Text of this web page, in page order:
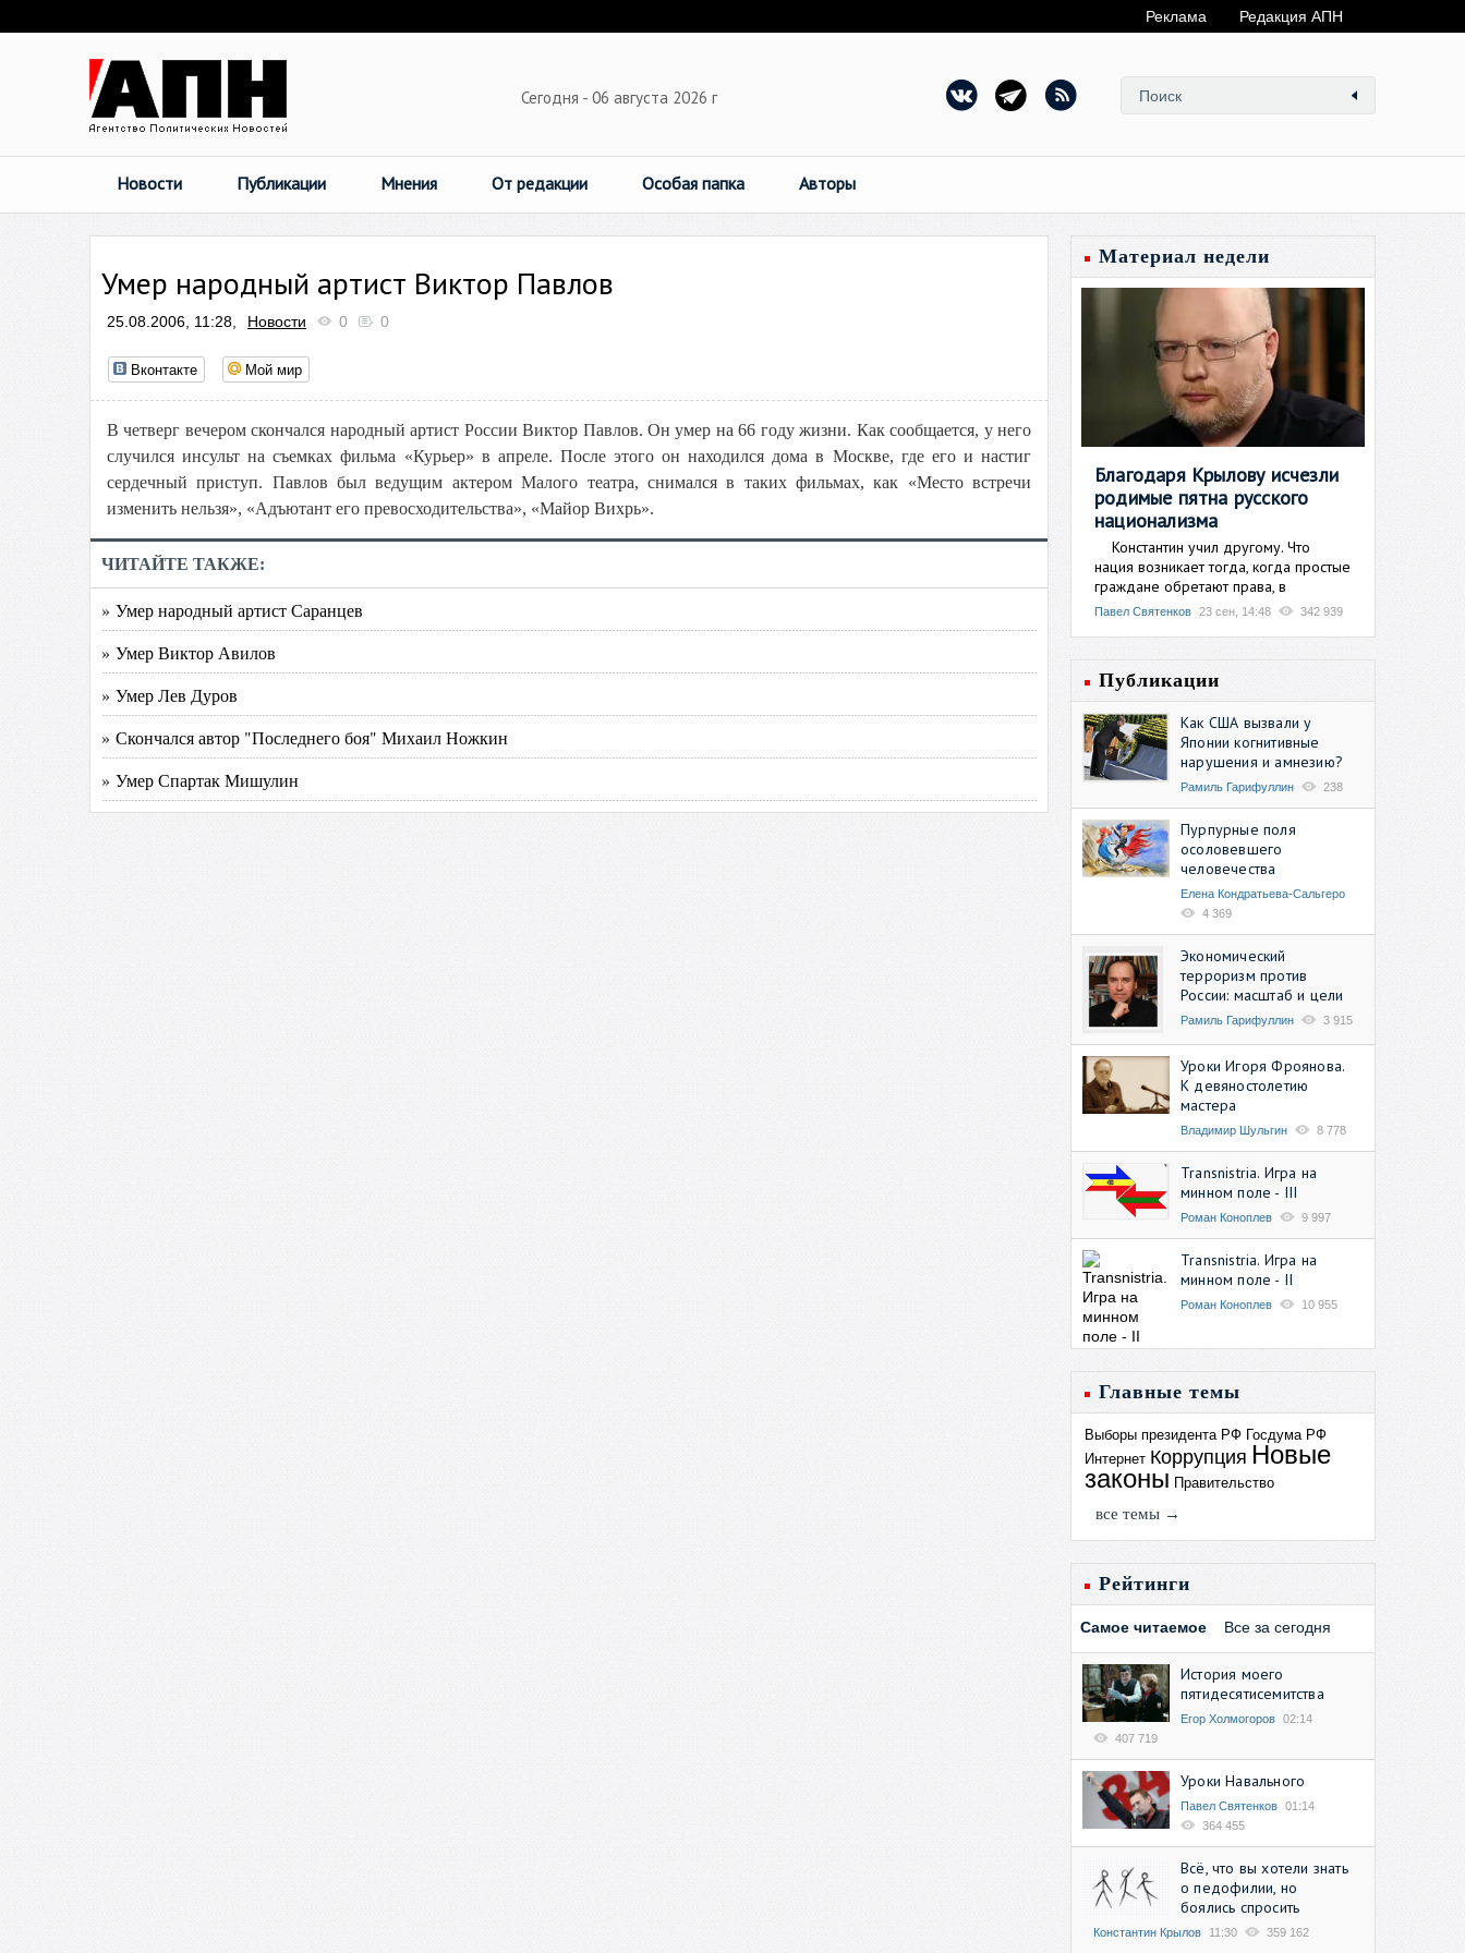
Реклама Редакция АПН
Сегодня - 06 августа 2026 г
Новости Публикации Мнения От редакции Особая папка Авторы
Умер народный артист Виктор Павлов
25.08.2006, 11:28, Новости 0 0
Вконтакте Мой мир
В четверг вечером скончался народный артист России Виктор Павлов. Он умер на 66 году жизни. Как сообщается, у него
случился инсульт на съемках фильма «Курьер» в апреле. После этого он находился дома в Москве, где его и настиг
сердечный приступ. Павлов был ведущим актером Малого театра, снимался в таких фильмах, как «Место встречи
изменить нельзя», «Адъютант его превосходительства», «Майор Вихрь».
ЧИТАЙТЕ ТАКЖЕ:
» Умер народный артист Саранцев
» Умер Виктор Авилов
» Умер Лев Дуров
» Скончался автор "Последнего боя" Михаил Ножкин
» Умер Спартак Мишулин
Материал недели
Благодаря Крылову исчезли
родимые пятна русского
национализма
Константин учил другому. Что
нация возникает тогда, когда простые
граждане обретают права, в
Павел Святенков 23 сен, 14:48 342 939
Публикации
Как США вызвали у
Японии когнитивные
нарушения и амнезию?
Рамиль Гарифуллин 238
Пурпурные поля
осоловевшего
человечества
Елена Кондратьева-Сальгеро
4 369
Экономический
терроризм против
России: масштаб и цели
Рамиль Гарифуллин 3 915
Уроки Игоря Фроянова.
К девяностолетию
мастера
Владимир Шульгин 8 778
Transnistria. Игра на
минном поле - III
Роман Коноплев 9 997
Transnistria. Игра на
минном поле - II
Роман Коноплев 10 955
Главные темы
Выборы президента РФ Госдума РФ
Интернет Коррупция Новые
законы Правительство
все темы →
Рейтинги
Самое читаемое Все за сегодня
История моего
пятидесятисемитства
Егор Холмогоров 02:14
407 719
Уроки Навального
Павел Святенков 01:14
364 455
Всё, что вы хотели знать
о педофилии, но
боялись спросить
Константин Крылов 11:30 359 162